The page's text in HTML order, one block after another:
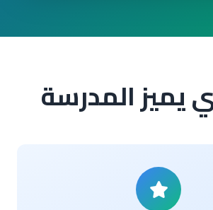
يميز المدرسة